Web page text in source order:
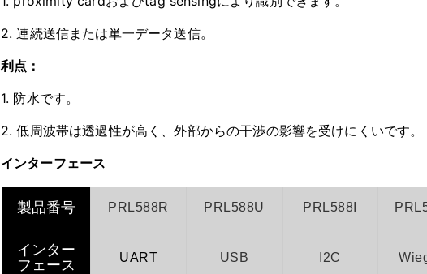
2. 連続送信または単一データ送信。
利点：
1. 防水です。
2. 低周波帯は透過性が高く、外部からの干渉の影響を受けにくいです。
インターフェース
製品番号 PRL588R PRL588U PRL588I
インター
フェース
UART USB I2C